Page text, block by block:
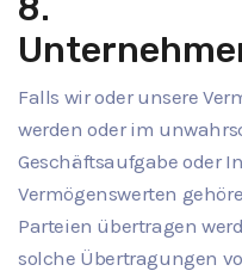
Falls wir oder unsere
werden oder im
Geschäftsaufgabe oder
Vermögenswerten
Parteien übertragen
solche Übertragungen